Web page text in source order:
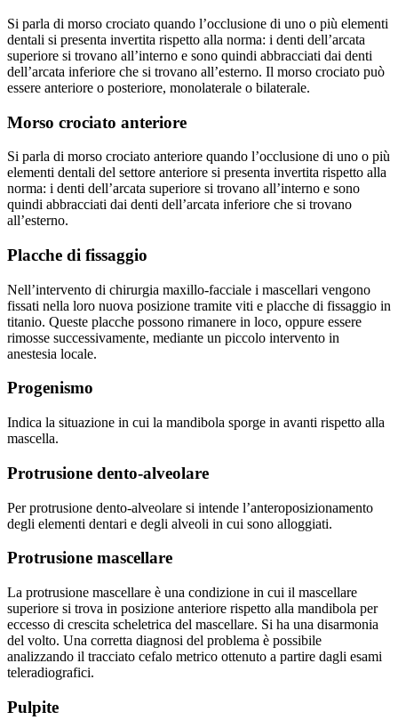
Si parla di morso crociato quando l’occlusione di uno o più elementi
dentali si presenta invertita rispetto alla norma: i denti dell’arcata
superiore si trovano all’interno e sono quindi abbracciati dai denti
dell’arcata inferiore che si trovano all’esterno. Il morso crociato può
essere anteriore o posteriore, monolaterale o bilaterale.
Morso crociato anteriore
Si parla di morso crociato anteriore quando l’occlusione di uno o più
elementi dentali del settore anteriore si presenta invertita rispetto alla
norma: i denti dell’arcata superiore si trovano all’interno e sono
quindi abbracciati dai denti dell’arcata inferiore che si trovano
all’esterno.
Placche di fissaggio
Nell’intervento di chirurgia maxillo-facciale i mascellari vengono
fissati nella loro nuova posizione tramite viti e placche di fissaggio in
titanio. Queste placche possono rimanere in loco, oppure essere
rimosse successivamente, mediante un piccolo intervento in
anestesia locale.
Progenismo
Indica la situazione in cui la mandibola sporge in avanti rispetto alla
mascella.
Protrusione dento-alveolare
Per protrusione dento-alveolare si intende l’anteroposizionamento
degli elementi dentari e degli alveoli in cui sono alloggiati.
Protrusione mascellare
La protrusione mascellare è una condizione in cui il mascellare
superiore si trova in posizione anteriore rispetto alla mandibola per
eccesso di crescita scheletrica del mascellare. Si ha una disarmonia
del volto. Una corretta diagnosi del problema è possibile
analizzando il tracciato cefalo metrico ottenuto a partire dagli esami
teleradiografici.
Pulpite